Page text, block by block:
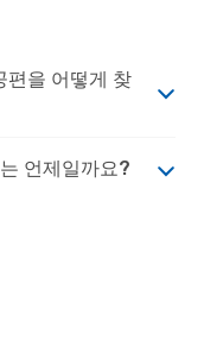
을 어떻게 찾
언제일까요?